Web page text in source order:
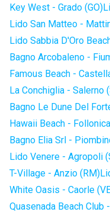
Key West - Grado (GO)
Lido San Matteo -
Lido Sabbia D'Oro
Bagno Arcobaleno -
Famous Beach -
La Conchiglia - Salerno
Bagno Le Dune Del
Hawaii Beach -
Bagno Elia Srl -
Lido Venere - Agropoli
T-Village - Anzio (RM)
White Oasis - Caorle
Quasenada Beach Club